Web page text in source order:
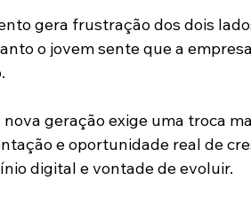
gera frustração dos dois
o jovem sente que a
geração exige uma troca
e oportunidade real de
digital e vontade de evoluir.